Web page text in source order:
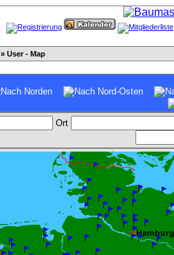
» User - Map
Ort